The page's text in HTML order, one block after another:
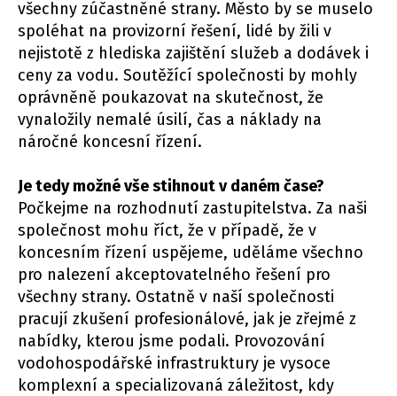
všechny zúčastněné strany. Město by se muselo
spoléhat na provizorní řešení, lidé by žili v
nejistotě z hlediska zajištění služeb a dodávek i
ceny za vodu. Soutěžící společnosti by mohly
oprávněně poukazovat na skutečnost, že
vynaložily nemalé úsilí, čas a náklady na
náročné koncesní řízení.
Je tedy možné vše stihnout v daném čase?
Počkejme na rozhodnutí zastupitelstva. Za naši
společnost mohu říct, že v případě, že v
koncesním řízení uspějeme, uděláme všechno
pro nalezení akceptovatelného řešení pro
všechny strany. Ostatně v naší společnosti
pracují zkušení profesionálové, jak je zřejmé z
nabídky, kterou jsme podali. Provozování
vodohospodářské infrastruktury je vysoce
komplexní a specializovaná záležitost, kdy